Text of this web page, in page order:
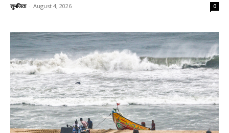
शुभजिता - August 4, 2026 0